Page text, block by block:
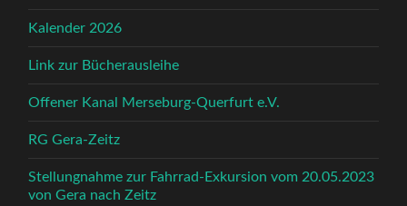
Kalender 2026
Link zur Bücherausleihe
Offener Kanal Merseburg-Querfurt e.V.
RG Gera-Zeitz
Stellungnahme zur Fahrrad-Exkursion vom 20.05.2023
von Gera nach Zeitz